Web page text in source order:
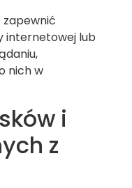
zapewnić
internetowej lub
nich w
i
z